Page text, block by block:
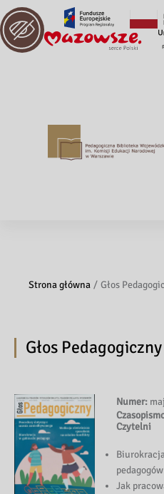
Strona główna Głos
Głos Pedagogiczny
Numer:
Czytelni
Jak